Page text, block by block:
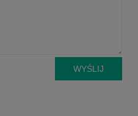
WYŚLIJ